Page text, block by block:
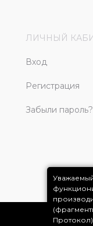
ЛИЧНЫЙ
Вход
Регистрация
Забыли пароль?